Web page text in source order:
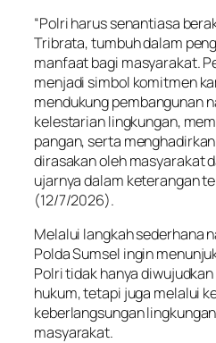
“Polri harus senantiasa
Tribrata, tumbuh dalam
manfaat bagi masyarakat.
menjadi simbol komitmen
mendukung pembangunan
kelestarian lingkungan,
pangan, serta
dirasakan oleh masyarakat
ujarnya dalam keterangan
(12/7/2026).
Melalui langkah sederhana
Polda Sumsel ingin
Polri tidak hanya
hukum, tetapi juga melalui
keberlangsungan
masyarakat.